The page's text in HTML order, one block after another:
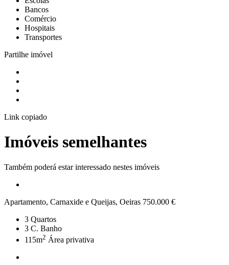
Bancos
Comércio
Hospitais
Transportes
Partilhe imóvel
Link copiado
Imóveis semelhantes
Também poderá estar interessado nestes imóveis
Apartamento, Carnaxide e Queijas, Oeiras 750.000 €
3 Quartos
3 C. Banho
115m2 Área privativa